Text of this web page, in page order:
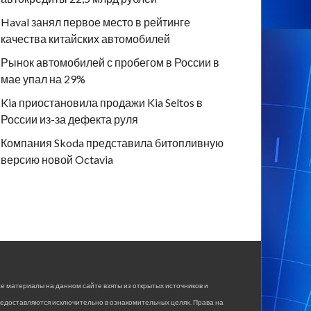
Haval занял первое место в рейтинге
качества китайских автомобилей
Рынок автомобилей с пробегом в России в
мае упал на 29%
Kia приостановила продажи Kia Seltos в
России из-за дефекта руля
Компания Skoda представила битопливную
версию новой Octavia
материалы на данном сайте взяты из открытых источников и
исключительно в ознакомительных целях. Права на